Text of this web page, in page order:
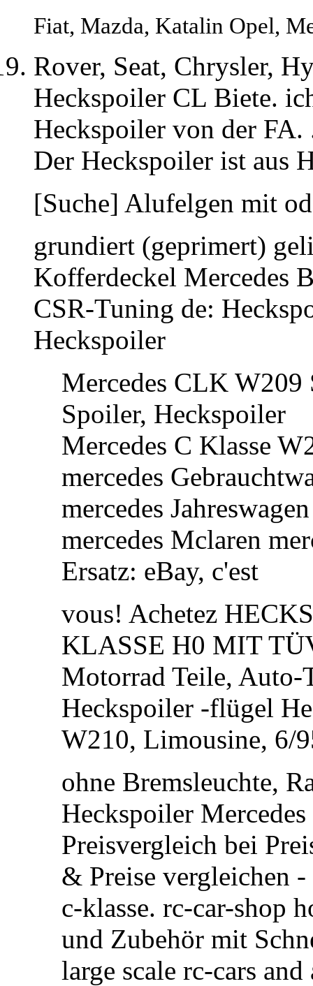
Fiat, Mazda, Katalin Opel,
Rover, Seat, Chrysler,
Heckspoiler CL Biete.
Heckspoiler von der
Der Heckspoiler ist aus
[Suche] Alufelgen mit
grundiert (geprimert)
Kofferdeckel Mercedes
CSR-Tuning de:
Heckspoiler
Mercedes CLK
Spoiler, Heckspoiler
Mercedes C Klasse
mercedes
mercedes
mercedes Mclaren
Ersatz: eBay, c'est
vous! Achetez
KLASSE H0 MIT
Motorrad Teile,
Heckspoiler -flügel
W210, Limousine, 6/
ohne Bremsleuchte,
Heckspoiler
Preisvergleich bei
& Preise vergleichen
c-klasse. rc-car-shop
und Zubehör mit
large scale rc-cars and